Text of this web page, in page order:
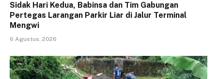
Sidak Hari Kedua, Babinsa dan Tim Gabungan
Pertegas Larangan Parkir Liar di Jalur Terminal
Mengwi
6 Agustus, 2026